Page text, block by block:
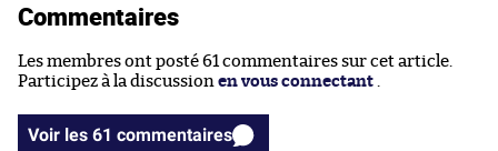
Commentaires
Les membres ont posté 61 commentaires sur cet article.
Participez à la discussion en vous connectant
Voir les 61 commentaires